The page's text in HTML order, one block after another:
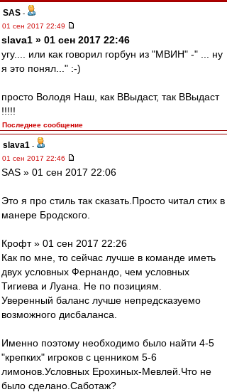
SAS -
01 сен 2017 22:49
slava1 » 01 сен 2017 22:46
угу.... или как говорил горбун из "МВИН" -" ... ну
я это понял..." :-)
просто Володя Наш, как ВВыдаст, так ВВыдаст
!!!!!
Последнее сообщение
slava1 -
01 сен 2017 22:46
SAS » 01 сен 2017 22:06
Это я про стиль так сказать.Просто читал стих в
манере Бродского.
Крофт » 01 сен 2017 22:26
Как по мне, то сейчас лучше в команде иметь
двух условных Фернандо, чем условных
Тигиева и Луана. Не по позициям.
Уверенный баланс лучше непредсказуемо
возможного дисбаланса.
Именно поэтому необходимо было найти 4-5
"крепких" игроков с ценником 5-6
лимонов.Условных Ерохиных-Мевлей.Что не
было сделано.Саботаж?